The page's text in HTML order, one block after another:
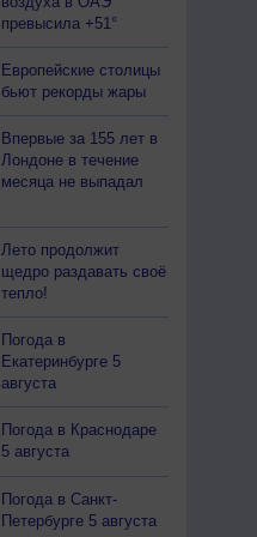
превысила +51°
Европейские столицы
бьют рекорды жары
Впервые за 155 лет в
Лондоне в течение
месяца не выпадал
Лето продолжит
щедро раздавать своё
тепло!
Погода в
Екатеринбурге 5
августа
Погода в Краснодаре
5 августа
Погода в Санкт-
Петербурге 5 августа